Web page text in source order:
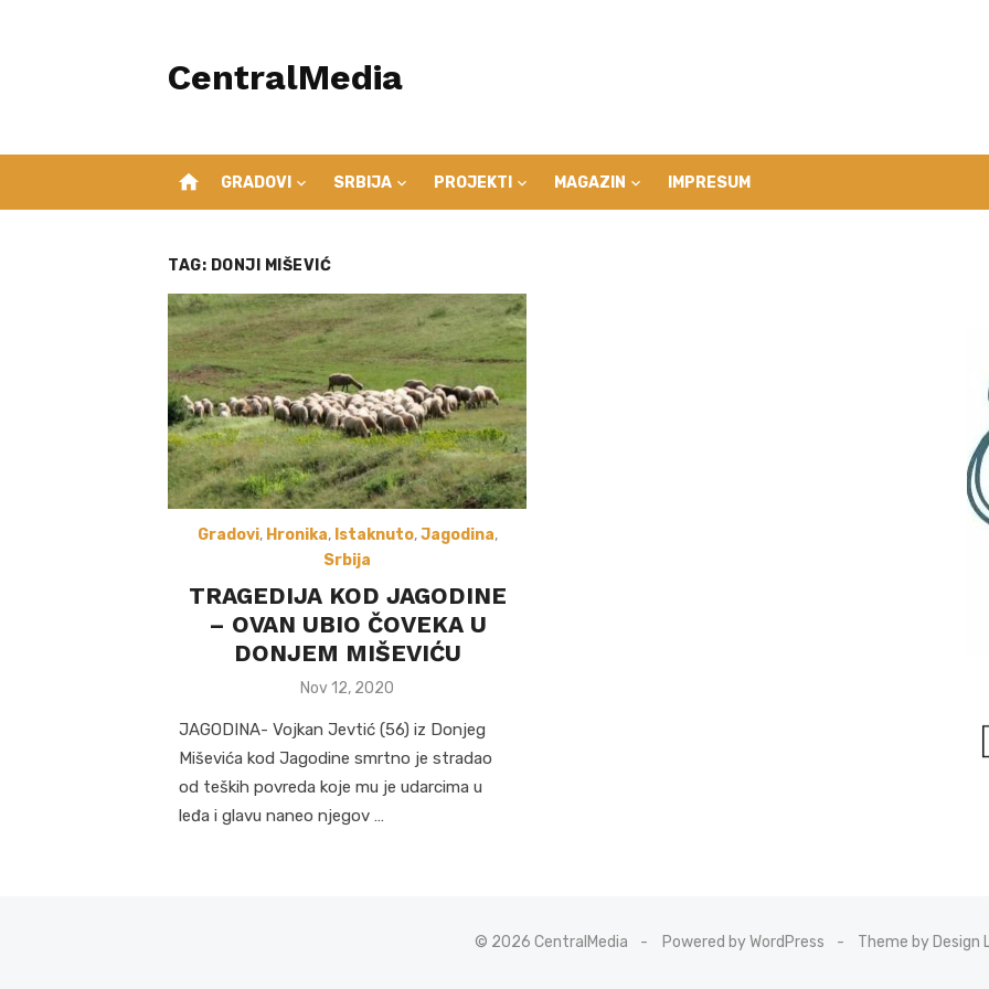
CentralMedia
home GRADOVI SRBIJA PROJEKTI MAGAZIN IMPRESUM
TAG: DONJI MIŠEVIĆ
Gradovi, Hronika, Istaknuto,Jagodina,
Srbija
TRAGEDIJA KOD JAGODINE
– OVAN UBIO ČOVEKA U
DONJEM MIŠEVIĆU
Posted
Nov 12, 2020
JAGODINA- Vojkan Jevtić (56) iz Donjeg
Miševića kod Jagodine smrtno je stradao
od teških povreda koje mu je udarcima u
leđa i glavu naneo njegov …
© 2026 CentralMedia Powered by WordPress Theme by Design